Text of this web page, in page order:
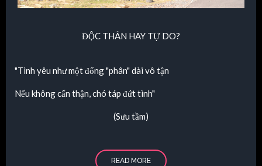
ĐỘC THÂN HAY TỰ DO?
"Tình yêu như một đống "phân" dài vô tận
Nếu không cẩn thận, chó táp đứt tình"
(Sưu tầm)
READ MORE